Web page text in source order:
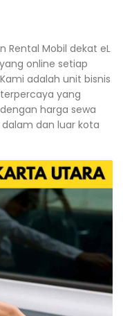
Rental Mobil dekat eL
online setiap
adalah unit bisnis
yang
harga sewa
dan luar kota